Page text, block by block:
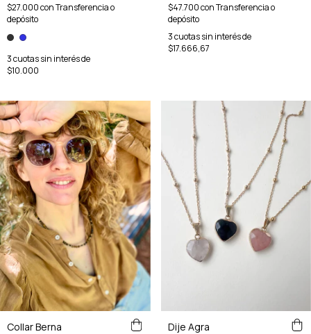
$27.000conTransferencia o
depósito
3cuotas sin interés de
$10.000
$47.700conTransferencia o
depósito
3cuotas sin interés de
$17.666,67
Collar Berna Dije Agra